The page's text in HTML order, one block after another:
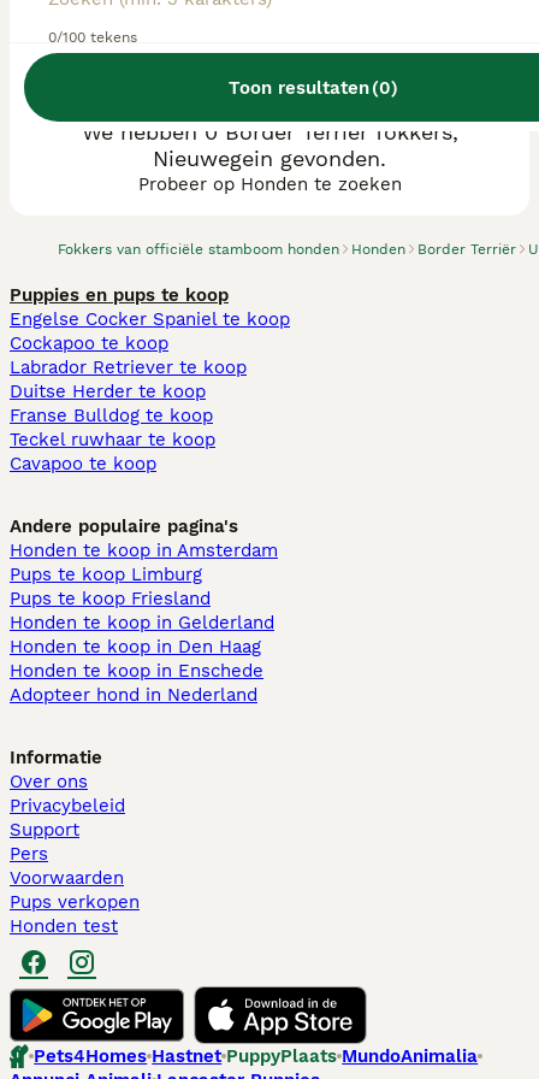
0/100 tekens
Toon resultaten(0)
Fokkers van officiële stamboom honden Honden Border Terriër
We hebben 0 Border Terriër fokkers,
Nieuwegein gevonden.
Probeer op Honden te zoeken
Puppies en pups te koop
Engelse Cocker Spaniel te koop
Cockapoo te koop
Labrador Retriever te koop
Duitse Herder te koop
Franse Bulldog te koop
Teckel ruwhaar te koop
Cavapoo te koop
Andere populaire pagina's
Honden te koop in Amsterdam
Pups te koop Limburg​
Pups te koop Friesland​
Honden te koop in Gelderland
Honden te koop in Den Haag
Honden te koop in Enschede
Adopteer hond in Nederland
Informatie
Over ons
Privacybeleid
Support
Pers
Voorwaarden
Pups verkopen
Honden test
Pets4Homes Hastnet PuppyPlaats MundoAnimalia